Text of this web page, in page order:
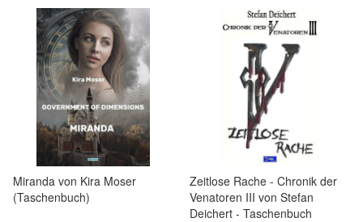
Miranda von Kira Moser
(Taschenbuch)
Zeitlose Rache - Chronik der
Venatoren III von Stefan
Deichert - Taschenbuch